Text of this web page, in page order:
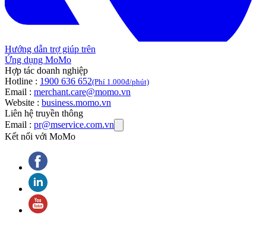
Hướng dẫn trợ giúp trên
Ứng dụng MoMo
Hợp tác doanh nghiệp
Hotline : 1900 636 652(Phí 1.000đ/phút)
Email : merchant.care@momo.vn
Website : business.momo.vn
Liên hệ truyền thông
Email : pr@mservice.com.vn
Kết nối với MoMo